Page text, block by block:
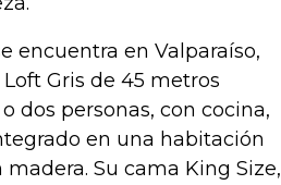
encuentra en Valparaíso,
Gris de 45 metros
dos personas, con cocina,
en una habitación
Su cama King Size,